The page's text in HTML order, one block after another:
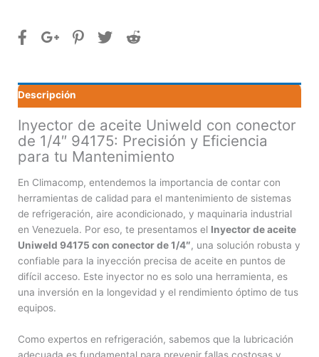
con
1/4"
94175
Descripción
Inyector de aceite Uniweld con conector
de 1/4″ 94175: Precisión y Eficiencia
para tu Mantenimiento
En Climacomp, entendemos la importancia de contar con
herramientas de calidad para el mantenimiento de sistemas
de refrigeración, aire acondicionado, y maquinaria industrial
en Venezuela. Por eso, te presentamos el Inyector de aceite
Uniweld 94175 con conector de 1/4″, una solución robusta y
confiable para la inyección precisa de aceite en puntos de
difícil acceso. Este inyector no es solo una herramienta, es
una inversión en la longevidad y el rendimiento óptimo de tus
equipos.
Como expertos en refrigeración, sabemos que la lubricación